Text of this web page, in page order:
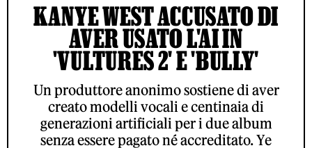
KANYE WEST ACCUSATO DI
AVER USATO L'AI IN
'VULTURES 2' E 'BULLY'
Un produttore anonimo sostiene di aver
creato modelli vocali e centinaia di
generazioni artificiali per i due album
senza essere pagato né accreditato. Ye